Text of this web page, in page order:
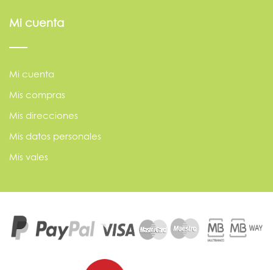
Mi cuenta
Mi cuenta
Mis compras
Mis direcciones
Mis datos personales
Mis vales